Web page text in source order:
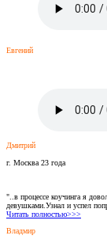
Евгений
Дмитрий
г. Москва 23 года
"..в процессе коучинга я
девушками.Узнал и успел
Читать полностью>>>
Владмир